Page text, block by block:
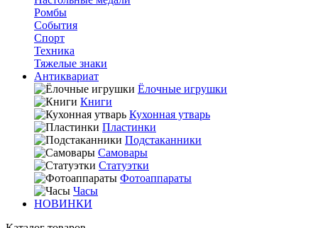
Ромбы
События
Спорт
Техника
Тяжелые знаки
Антиквариат
Ёлочные игрушки
Книги
Кухонная утварь
Пластинки
Подстаканники
Самовары
Статуэтки
Фотоаппараты
Часы
НОВИНКИ